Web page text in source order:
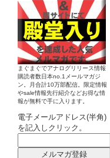
まぐまぐでアナログリリース情報
購読者数日本no.1メールマガジ
ン。月合計10万部配信。限定情報
やsale情報先行紹介などお得な情
報が無料で手に入ります。
電子メールアドレス(半角)
を記入しクリック。